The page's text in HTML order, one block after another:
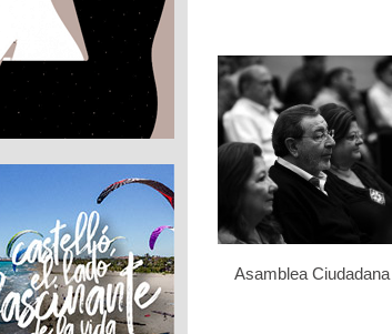
Asamblea Ciudadana